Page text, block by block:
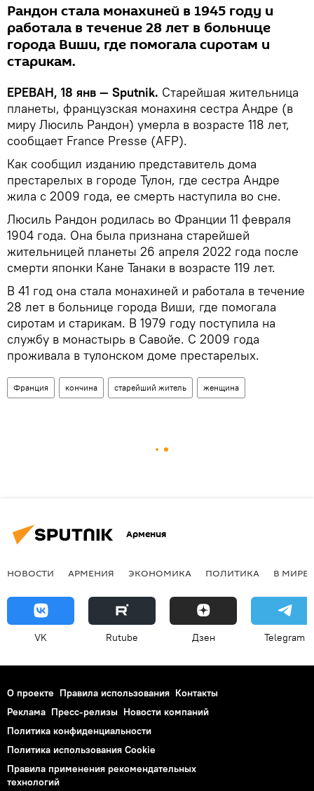
Рандон стала монахиней в 1945 году и
работала в течение 28 лет в больнице
города Виши, где помогала сиротам и
старикам.
ЕРЕВАН, 18 янв — Sputnik. Старейшая жительница
планеты, французская монахиня сестра Андре (в
миру Люсиль Рандон) умерла в возрасте 118 лет,
сообщает France Presse (AFP).
Как сообщил изданию представитель дома
престарелых в городе Тулон, где сестра Андре
жила с 2009 года, ее смерть наступила во сне.
Люсиль Рандон родилась во Франции 11 февраля
1904 года. Она была признана старейшей
жительницей планеты 26 апреля 2022 года после
смерти японки Кане Танаки в возрасте 119 лет.
В 41 год она стала монахиней и работала в течение
28 лет в больнице города Виши, где помогала
сиротам и старикам. В 1979 году поступила на
службу в монастырь в Савойе. С 2009 года
проживала в тулонском доме престарелых.
Франция кончина старейший житель женщина
Армения
НОВОСТИ АРМЕНИЯ ЭКОНОМИКА ПОЛИТИКА В МИРЕ
VK Rutube Дзен Telegram
О проекте Правила использования Контакты
Реклама Пресс-релизы Новости компаний
Политика конфиденциальности
Политика использования Cookie
Правила применения рекомендательных
технологий